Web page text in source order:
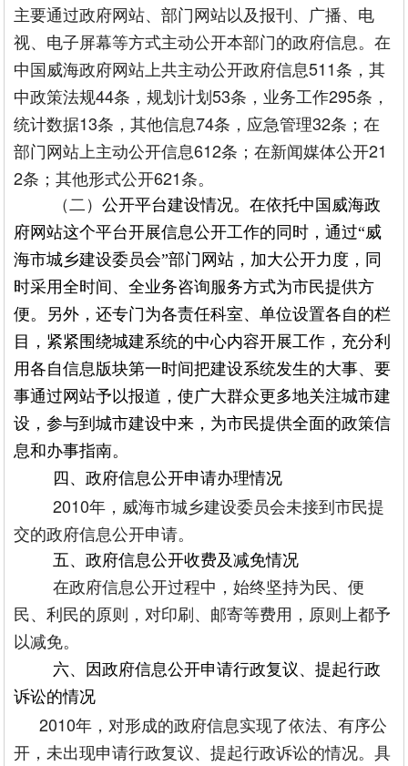
主要通过政府网站、部门网站以及报刊、广播、电
视、电子屏幕等方式主动公开本部门的政府信息。在
中国威海政府网站上共主动公开政府信息511条，其
中政策法规44条，规划计划53条，业务工作295条，
统计数据13条，其他信息74条，应急管理32条；在
部门网站上主动公开信息612条；在新闻媒体公开21
2条；其他形式公开621条。
（二）公开平台建设情况。在依托中国威海政
府网站这个平台开展信息公开工作的同时，通过“威
海市城乡建设委员会”部门网站，加大公开力度，同
时采用全时间、全业务咨询服务方式为市民提供方
便。另外，还专门为各责任科室、单位设置各自的栏
目，紧紧围绕城建系统的中心内容开展工作，充分利
用各自信息版块第一时间把建设系统发生的大事、要
事通过网站予以报道，使广大群众更多地关注城市建
设，参与到城市建设中来，为市民提供全面的政策信
息和办事指南。
四、政府信息公开申请办理情况
2010年，威海市城乡建设委员会未接到市民提
交的政府信息公开申请。
五、政府信息公开收费及减免情况
在政府信息公开过程中，始终坚持为民、便
民、利民的原则，对印刷、邮寄等费用，原则上都予
以减免。
六、因政府信息公开申请行政复议、提起行政
诉讼的情况
2010年，对形成的政府信息实现了依法、有序公
开，未出现申请行政复议、提起行政诉讼的情况。具